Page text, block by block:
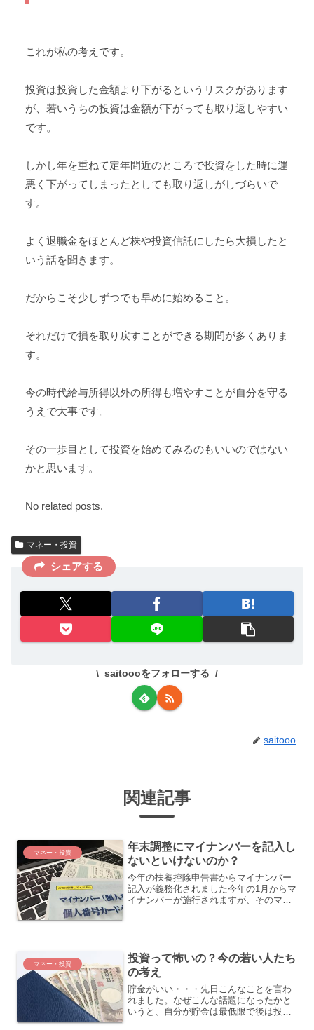
これが私の考えです。
投資は投資した金額より下がるというリスクがあります
が、若いうちの投資は金額が下がっても取り返しやすい
です。
しかし年を重ねて定年間近のところで投資をした時に運
悪く下がってしまったとしても取り返しがしづらいで
す。
よく退職金をほとんど株や投資信託にしたら大損したと
いう話を聞きます。
だからこそ少しずつでも早めに始めること。
それだけで損を取り戻すことができる期間が多くありま
す。
今の時代給与所得以外の所得も増やすことが自分を守る
うえで大事です。
その一歩目として投資を始めてみるのもいいのではない
かと思います。
No related posts.
マネー・投資
シェアする
saitoooをフォローする
saitooo
関連記事
マネー・投資
年末調整にマイナンバーを記入し
ないといけないのか？
今年の扶養控除申告書からマイナンバー
記入が義務化されました今年の1月からマ
イナンバーが施行されますが、そのマイ
マネー・投資
投資って怖いの？今の若い人たち
の考え
貯金がいい・・・先日こんなことを言わ
れました。なぜこんな話題になったかと
いうと、自分が貯金は最低限で後は投資